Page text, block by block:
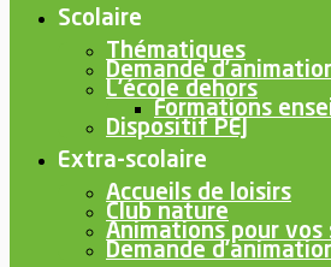
Scolaire
Thématiques
Demande
L’école dehors
Formations
Dispositif PEJ
Extra-scolaire
Accueils de loisirs
Club nature
Animations pour
Demande